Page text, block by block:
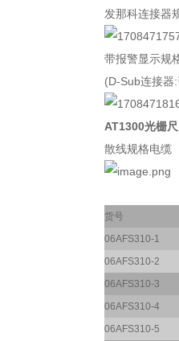
发那科连接器
带报警显示规
(D-Sub连接器
AT1300光栅尺
散线规格电缆
货号
06AFS310-1
06AFS310-2
06AFS310-3
06AFS310-4
06AFS310-5